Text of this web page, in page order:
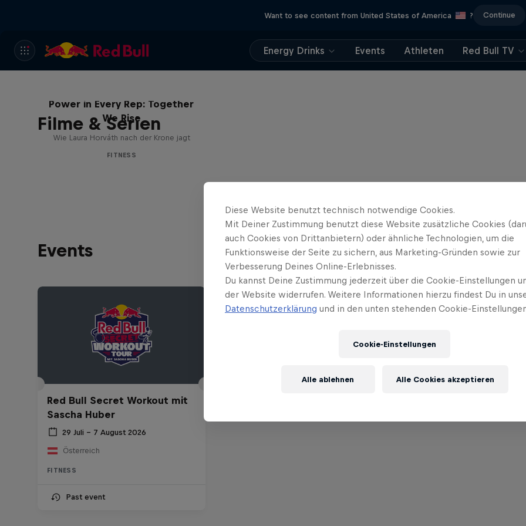
Want to see content from United States of America ? Continue
Energy Drinks Events Athleten Red Bull TV
Filme & Serien
Power in Every Rep: Together
We Rise
Wie Laura Horváth nach der Krone jagt
FITNESS
Events
Red Bull Secret Workout mit
Sascha Huber
29 Juli – 7 August 2026
Österreich
FITNESS
Past event
Diese Website benutzt technisch notwendige Cookies.
Mit Deiner Zustimmung benutzt diese Website zusätzliche Cookies
auch Cookies von Drittanbietern) oder ähnliche Technologien, um die
Funktionsweise der Seite zu sichern, aus Marketing-Gründen sowie zur
Verbesserung Deines Online-Erlebnisses.
Du kannst Deine Zustimmung jederzeit über die Cookie-Einstellungen
der Website widerrufen. Weitere Informationen hierzu findest Du in
Datenschutzerklärung und in den unten stehenden Cookie-
Cookie-Einstellungen
Alle ablehnen Alle Cookies akzeptieren